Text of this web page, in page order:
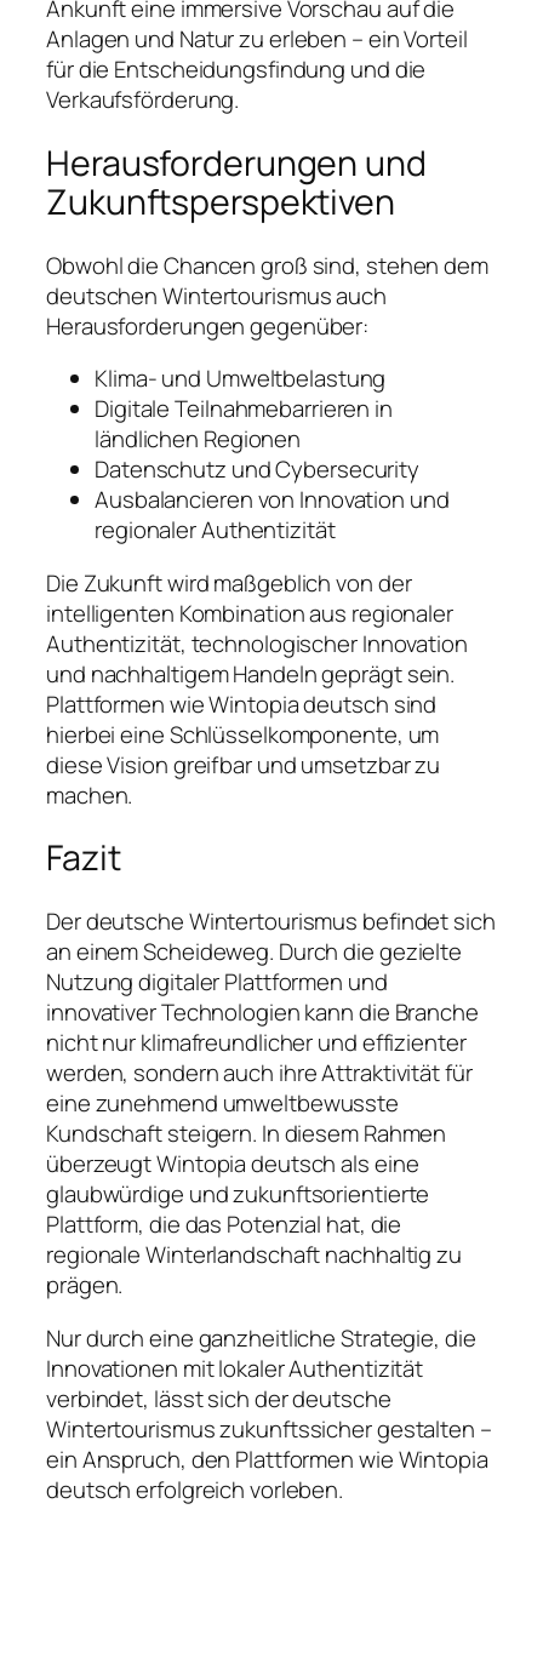
Ankunft eine immersive Vorschau auf die
Anlagen und Natur zu erleben – ein Vorteil
für die Entscheidungsfindung und die
Verkaufsförderung.
Herausforderungen und
Zukunftsperspektiven
Obwohl die Chancen groß sind, stehen dem
deutschen Wintertourismus auch
Herausforderungen gegenüber:
Klima- und Umweltbelastung
Digitale Teilnahmebarrieren in
ländlichen Regionen
Datenschutz und Cybersecurity
Ausbalancieren von Innovation und
regionaler Authentizität
Die Zukunft wird maßgeblich von der
intelligenten Kombination aus regionaler
Authentizität, technologischer Innovation
und nachhaltigem Handeln geprägt sein.
Plattformen wie Wintopia deutsch sind
hierbei eine Schlüsselkomponente, um
diese Vision greifbar und umsetzbar zu
machen.
Fazit
Der deutsche Wintertourismus befindet sich
an einem Scheideweg. Durch die gezielte
Nutzung digitaler Plattformen und
innovativer Technologien kann die Branche
nicht nur klimafreundlicher und effizienter
werden, sondern auch ihre Attraktivität für
eine zunehmend umweltbewusste
Kundschaft steigern. In diesem Rahmen
überzeugt Wintopia deutsch als eine
glaubwürdige und zukunftsorientierte
Plattform, die das Potenzial hat, die
regionale Winterlandschaft nachhaltig zu
prägen.
Nur durch eine ganzheitliche Strategie, die
Innovationen mit lokaler Authentizität
verbindet, lässt sich der deutsche
Wintertourismus zukunftssicher gestalten –
ein Anspruch, den Plattformen wie Wintopia
deutsch erfolgreich vorleben.